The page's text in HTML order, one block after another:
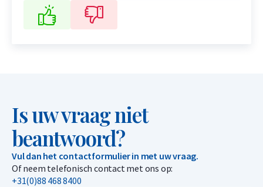
Is uw vraag niet
beantwoord?
Vul dan het contactformulier in met uw vraag.
Of neem telefonisch contact met ons op:
+31(0)88 468 8400